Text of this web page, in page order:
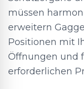
müssen
erweitern
Positionen mit
Öffnungen und
erforderlichen